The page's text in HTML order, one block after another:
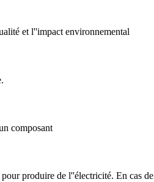
et l''impact environnemental
composant
produire de l''électricité. En cas de